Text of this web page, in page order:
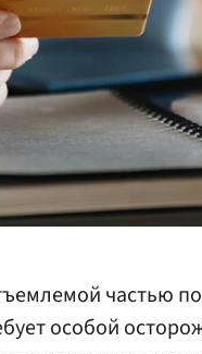
частью
особой